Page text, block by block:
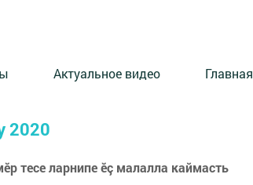
Актуальное видео Главная
2020
тесе ларнипе ӗç малалла каймасть